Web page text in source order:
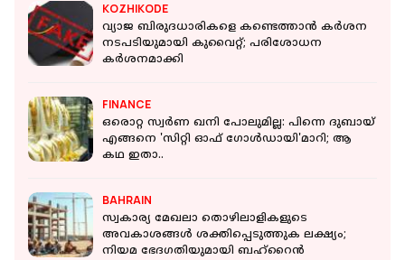
KOZHIKODE
വ്യാജ ബിരുദധാരികളെ കണ്ടെത്താൻ കർശന
നടപടിയുമായി കുവൈറ്റ്; പരിശോധന
കർശനമാക്കി
FINANCE
ഒരൊറ്റ സ്വർണ ഖനി പോലുമില്ല: പിന്നെ ദുബായ്
എങ്ങനെ 'സിറ്റി ഓഫ് ഗോൾഡായി'മാറി; ആ
കഥ ഇതാ..
BAHRAIN
സ്വകാര്യ മേഖലാ തൊഴിലാളികളുടെ
അവകാശങ്ങൾ ശക്തിപ്പെടുത്തുക ലക്ഷ്യം;
നിയമ ഭേദ​ഗതിയുമായി ബഹ്റൈൻ